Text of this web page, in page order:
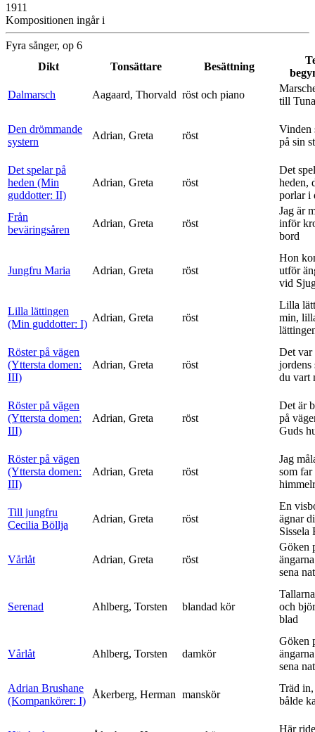
1911
Kompositionen ingår i
Fyra sånger, op 6
Dikt
Tonsättare Besättning
Dalmarsch
Aagaard, Thorvald röst och piano
till Tuna
Den drömmande
systern
Adrian, Greta röst
Vinden
på sin
Det spelar på
heden (Min
guddotter: II)
Adrian, Greta röst
Det
heden,
porlar i
Från
beväringsåren
Adrian, Greta röst
Jag är
inför
bord
Jungfru Maria Adrian, Greta röst
Hon
utför
vid
Lilla lättingen
(Min guddotter: I)
Adrian, Greta röst
Lilla
min,
Röster på vägen
(Yttersta domen:
III)
Adrian, Greta röst
Det var
jordens
du vart
Röster på vägen
(Yttersta domen:
III)
Adrian, Greta röst
Det är
på
Guds
Röster på vägen
(Yttersta domen:
III)
Adrian, Greta röst
Jag
som
Till jungfru
Cecilia Böllja
Adrian, Greta röst
En
ägnar
Sissela
Vårlåt Adrian, Greta röst
Göken
sena
Serenad Ahlberg, Torsten blandad kör
och
blad
Vårlåt Ahlberg, Torsten damkör
Göken
sena
Adrian Brushane
(Kompankörer: I)
Åkerberg, Herman manskör
Träd
bålde
Här